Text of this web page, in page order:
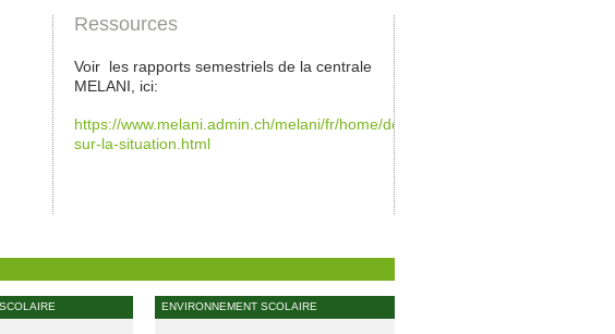
Ressources
Voir les rapports semestriels de la centrale
MELANI, ici:
https://www.melani.admin.ch/melani/fr/home/documentation/rapports/rapports-
sur-la-situation.html
ENVIRONNEMENT SCOLAIRE